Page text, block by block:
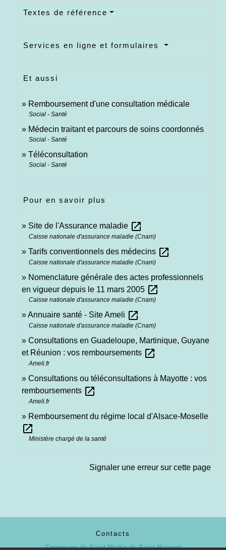
Textes de référence
Services en ligne et formulaires
Et aussi
Remboursement d'une consultation médicale
Social - Santé
Médecin traitant et parcours de soins coordonnés
Social - Santé
Téléconsultation
Social - Santé
Pour en savoir plus
Site de l'Assurance maladie open_in_new
Caisse nationale d'assurance maladie (Cnam)
Tarifs conventionnels des médecins open_in_new
Caisse nationale d'assurance maladie (Cnam)
Nomenclature générale des actes professionnels
en vigueur depuis le 11 mars 2005 open_in_new
Caisse nationale d'assurance maladie (Cnam)
Annuaire santé - Site Ameli open_in_new
Caisse nationale d'assurance maladie (Cnam)
Consultations en Guadeloupe, Martinique, Guyane
et Réunion : vos remboursements open_in_new
Ameli.fr
Consultations ou téléconsultations à Mayotte : vos
remboursements open_in_new
Ameli.fr
Remboursement du régime local d'Alsace-Moselle
open_in_new
Ministère chargé de la santé
Signaler une erreur sur cette page
Contacts
Commune de Saint-Martin-de-Saint-Maixent